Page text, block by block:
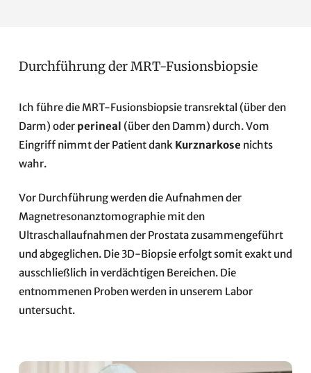
Durchführung der MRT-Fusionsbiopsie
Ich führe die MRT-Fusionsbiopsie transrektal (über den
Darm) oder perineal (über den Damm) durch. Vom
Eingriff nimmt der Patient dank Kurznarkose nichts
wahr.
Vor Durchführung werden die Aufnahmen der
Magnetresonanztomographie mit den
Ultraschallaufnahmen der Prostata zusammengeführt
und abgeglichen. Die 3D-Biopsie erfolgt somit exakt und
ausschließlich in verdächtigen Bereichen. Die
entnommenen Proben werden in unserem Labor
untersucht.